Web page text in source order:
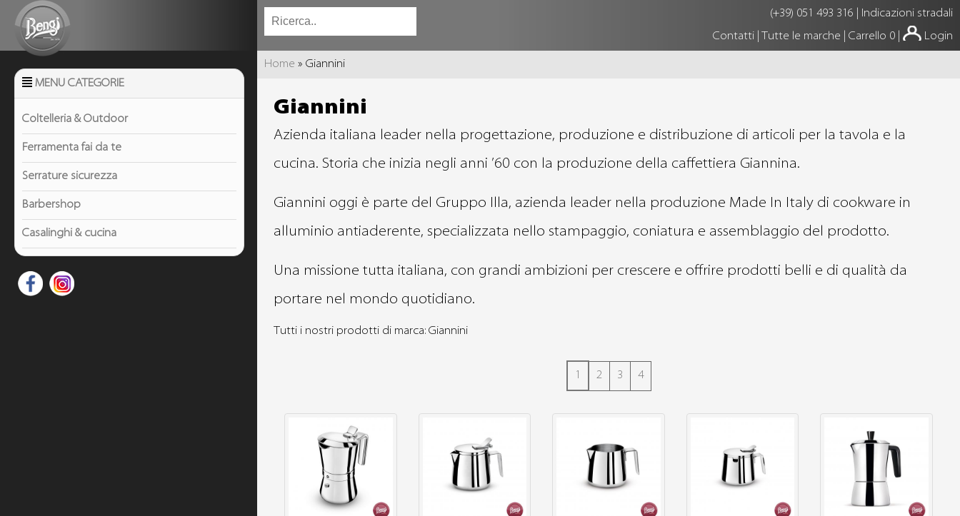
(+39) 051 493 316
Indicazioni stradali
Contatti
Tutte le marche |Carrello 0 | Login
MENU CATEGORIE
Coltelleria & Outdoor
Ferramenta fai da te
Serrature sicurezza
Barbershop
Casalinghi & cucina
TU SEI QUI
Home » Giannini
Giannini
Azienda italiana leader nella progettazione, produzione e distribuzione di articoli per la tavola e la
cucina. Storia che inizia negli anni ’60 con la produzione della caffettiera Giannina.
Giannini oggi è parte del Gruppo Illa, azienda leader nella produzione Made In Italy di cookware in
alluminio antiaderente, specializzata nello stampaggio, coniatura e assemblaggio del prodotto.
Una missione tutta italiana, con grandi ambizioni per crescere e offrire prodotti belli e di qualità da
portare nel mondo quotidiano.
Tutti i nostri prodotti di marca: Giannini
1 2 3 4